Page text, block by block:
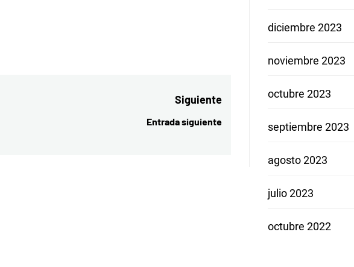
Siguiente
Entrada
Entrada siguiente
diciembre 2023
noviembre 2023
octubre 2023
septiembre 2023
agosto 2023
julio 2023
octubre 2022